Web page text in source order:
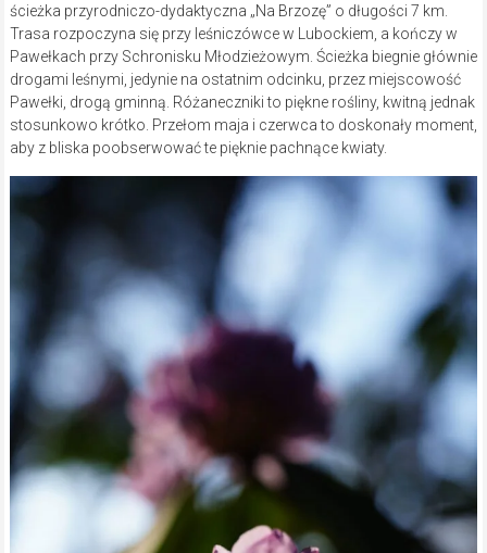
ścieżka przyrodniczo-dydaktyczna „Na Brzozę” o długości 7 km.
Trasa rozpoczyna się przy leśniczówce w Lubockiem, a kończy w
Pawełkach przy Schronisku Młodzieżowym. Ścieżka biegnie głównie
drogami leśnymi, jedynie na ostatnim odcinku, przez miejscowość
Pawełki, drogą gminną. Różaneczniki to piękne rośliny, kwitną jednak
stosunkowo krótko. Przełom maja i czerwca to doskonały moment,
aby z bliska poobserwować te pięknie pachnące kwiaty.